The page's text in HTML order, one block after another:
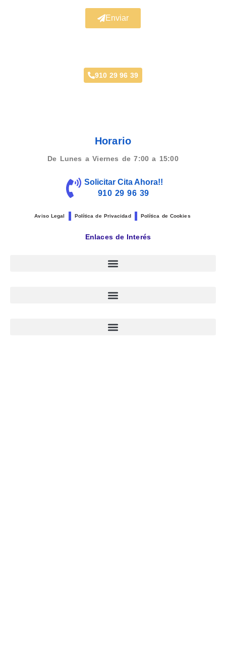
Enviar
910 29 96 39
Horario
De Lunes a Viernes de 7:00 a 15:00
Solicitar Cita Ahora!!
910 29 96 39
Aviso Legal Política de Privacidad Política de Cookies
Enlaces de Interés